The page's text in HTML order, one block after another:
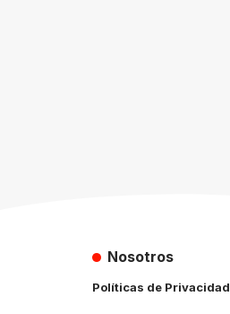
Nosotros
Políticas de Privacidad